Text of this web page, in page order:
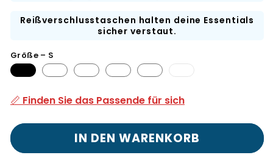
Reißverschlusstaschen halten deine Essentials
sicher verstaut.
Größe – S
3XL-
oder
nicht
📏 Finden Sie das Passende für sich
IN DEN WARENKORB